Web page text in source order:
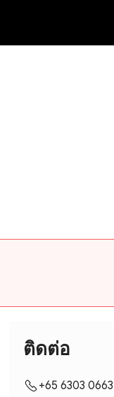
ติดต่อ
+65 6303 0663